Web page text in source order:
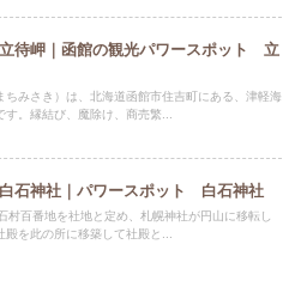
立待岬｜函館の観光パワースポット 立
ちみさき）は、北海道函館市住吉町にある、津軽海
す。縁結び、魔除け、商売繁...
白石神社｜パワースポット 白石神社
村百番地を社地と定め、札幌神社が円山に移転し
殿を此の所に移築して社殿と...